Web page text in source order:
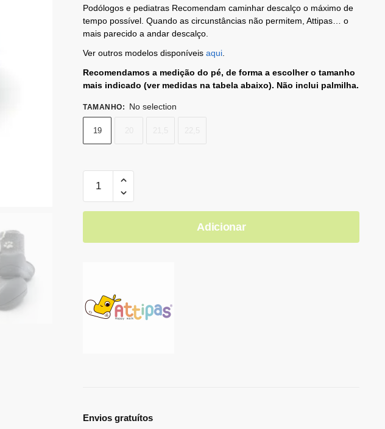
Podólogos e pediatras Recomendam caminhar descalço o máximo de
tempo possível. Quando as circunstâncias não permitem, Attipas… o
mais parecido a andar descalço.
Ver outros modelos disponíveisaqui
Recomendamos a medição do pé, de forma a escolher o tamanho
mais indicado (ver medidas na tabela abaixo). Não inclui palmilha.
TAMANHO: No selection
19
Adicionar
Envios gratuítos